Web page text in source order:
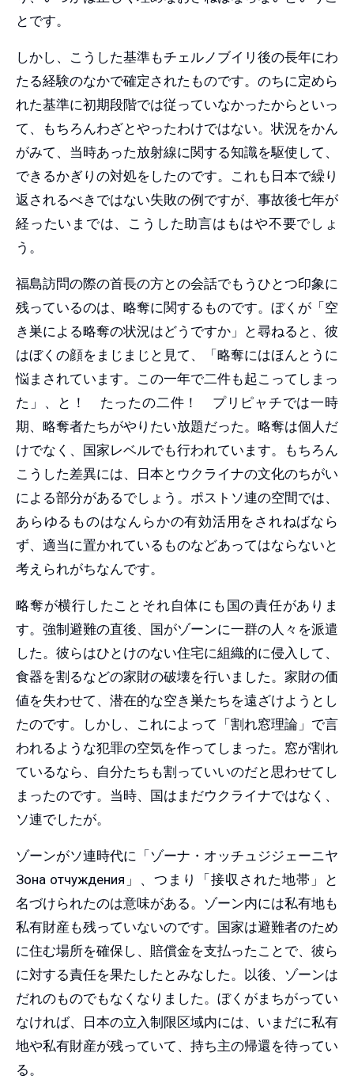
とです。
しかし、こうした基準もチェルノブイリ後の長年にわ
たる経験のなかで確定されたものです。のちに定めら
れた基準に初期段階では従っていなかったからといっ
て、もちろんわざとやったわけではない。状況をかん
がみて、当時あった放射線に関する知識を駆使して、
できるかぎりの対処をしたのです。これも日本で繰り
返されるべきではない失敗の例ですが、事故後七年が
経ったいまでは、こうした助言はもはや不要でしょ
う。
福島訪問の際の首長の方との会話でもうひとつ印象に
残っているのは、略奪に関するものです。ぼくが「空
き巣による略奪の状況はどうですか」と尋ねると、彼
はぼくの顔をまじまじと見て、「略奪にはほんとうに
悩まされています。この一年で二件も起こってしまっ
た」、と！ たったの二件！ プリピャチでは一時
期、略奪者たちがやりたい放題だった。略奪は個人だ
けでなく、国家レベルでも行われています。もちろん
こうした差異には、日本とウクライナの文化のちがい
による部分があるでしょう。ポストソ連の空間では、
あらゆるものはなんらかの有効活用をされねばなら
ず、適当に置かれているものなどあってはならないと
考えられがちなんです。
略奪が横行したことそれ自体にも国の責任がありま
す。強制避難の直後、国がゾーンに一群の人々を派遣
した。彼らはひとけのない住宅に組織的に侵入して、
食器を割るなどの家財の破壊を行いました。家財の価
値を失わせて、潜在的な空き巣たちを遠ざけようとし
たのです。しかし、これによって「割れ窓理論」で言
われるような犯罪の空気を作ってしまった。窓が割れ
ているなら、自分たちも割っていいのだと思わせてし
まったのです。当時、国はまだウクライナではなく、
ソ連でしたが。
ゾーンがソ連時代に「ゾーナ・オッチュジジェーニヤ
Зона отчуждения 」、つまり「接収された地帯」と
名づけられたのは意味がある。ゾーン内には私有地も
私有財産も残っていないのです。国家は避難者のため
に住む場所を確保し、賠償金を支払ったことで、彼ら
に対する責任を果たしたとみなした。以後、ゾーンは
だれのものでもなくなりました。ぼくがまちがってい
なければ、日本の立入制限区域内には、いまだに私有
地や私有財産が残っていて、持ち主の帰還を待ってい
る。